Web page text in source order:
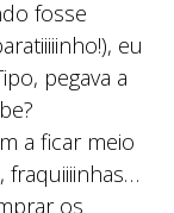
fosse
eu
pegava a
a ficar meio
fraquiiiinhas…
os